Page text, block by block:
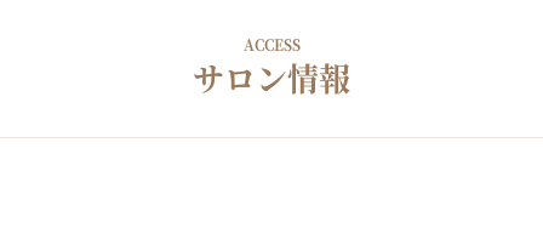
ACCESS
サロン情報